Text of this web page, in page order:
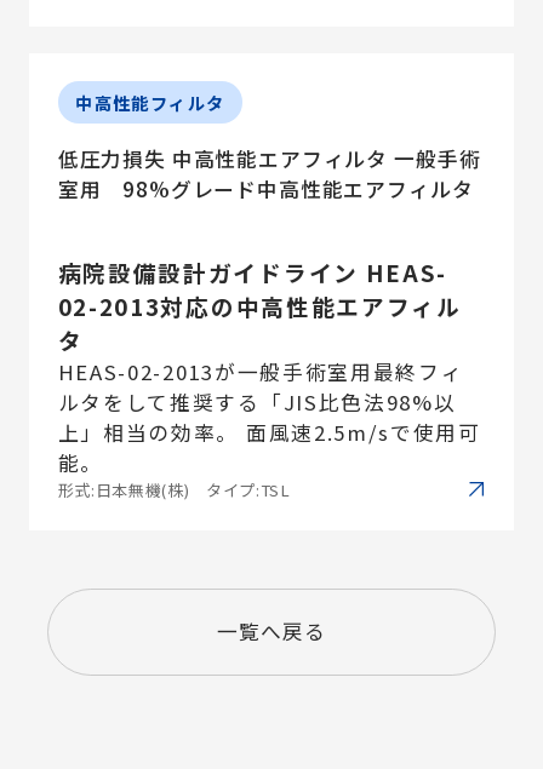
中高性能フィルタ
低圧力損失 中高性能エアフィルタ 一般手術
室用 98%グレード中高性能エアフィルタ
病院設備設計ガイドライン HEAS-
02-2013対応の中高性能エアフィル
タ
HEAS-02-2013が一般手術室用最終フィ
ルタをして推奨する「JIS比色法98%以
上」相当の効率。 面風速2.5m/sで使用可
能。
形式:日本無機(株) タイプ:TSL
一覧へ戻る